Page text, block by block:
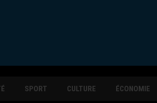
SPORT CULTURE ÉCONOMIE